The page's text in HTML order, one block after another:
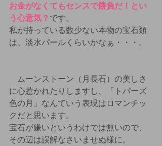
お金がなくてもセンスで勝負だ！とい
う心意気？ です。
私が持っている数少ない本物の宝石類
は、淡水パールくらいかなぁ・・・。
ムーンストーン（月長石）の美しさ
に心惹かれたりしますし、「トパーズ
色の月」なんていう表現はロマンチッ
クだと思います。
宝石が嫌いというわけでは無いので、
その辺は誤解なさいませぬ様に。